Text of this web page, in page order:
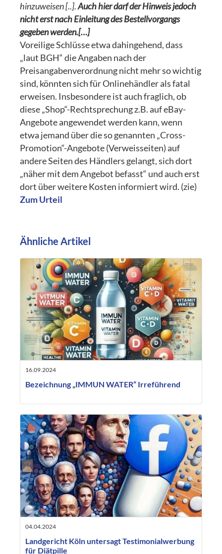
hinzuweisen [..].Auch hier darf der Hinweis jedoch
nicht erst nach Einleitung des Bestellvorgangs
gegeben werden.[…]
Voreilige Schlüsse etwa dahingehend, dass
„laut BGH“ die Angaben nach der
Preisangabenverordnung nicht mehr so wichtig
sind, könnten sich für Onlinehändler als fatal
erweisen. Insbesondere ist auch fraglich, ob
diese „Shop“-Rechtsprechung z.B. auf eBay-
Angebote angewendet werden kann, wenn
etwa jemand über die so genannten „Cross-
Promotion“-Angebote (Verweisseiten) auf
andere Seiten des Händlers gelangt, sich dort
„näher mit dem Angebot befasst“ und auch erst
dort über weitere Kosten informiert wird. (zie)
Zum Urteil
Ähnliche Artikel
16.09.2024
Bezeichnung „IMMUN WATER“ Irreführend
04.04.2024
Landgericht Köln untersagt Testimonialwerbung
für Diätpille